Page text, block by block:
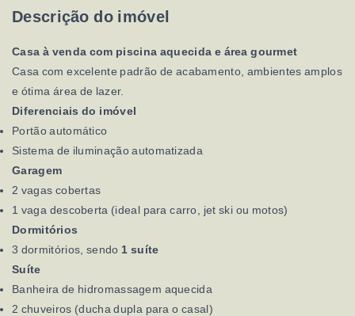
Descrição do imóvel
Casa à venda com piscina aquecida e área gourmet
Casa com excelente padrão de acabamento, ambientes amplos
e ótima área de lazer.
Diferenciais do imóvel
Portão automático
Sistema de iluminação automatizada
Garagem
2 vagas cobertas
1 vaga descoberta (ideal para carro, jet ski ou motos)
Dormitórios
3 dormitórios, sendo 1 suíte
Suíte
Banheira de hidromassagem aquecida
2 chuveiros (ducha dupla para o casal)